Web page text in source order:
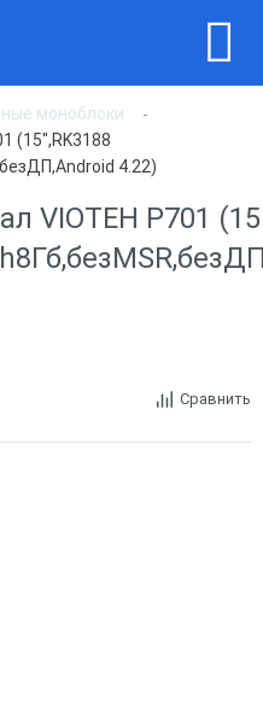
моноблоки
(15",RK3188
4.22)
VIOTEH P701
Сравнить